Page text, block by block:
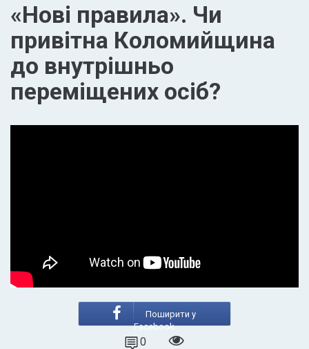
«Нові правила». Чи
привітна Коломийщина
до внутрішньо
переміщених осіб?
Поширити у
Facebook
0